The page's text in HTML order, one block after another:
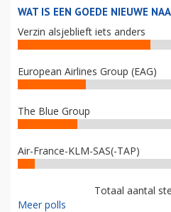
WAT IS EEN GOEDE NIEUWE
Verzin alsjeblieft iets anders
European Airlines Group (EAG)
The Blue Group
Air-France-KLM-SAS(-TAP)
Totaal aantal
Meer polls